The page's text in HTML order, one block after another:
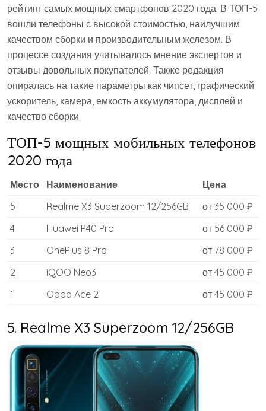
рейтинг самых мощных смартфонов 2020 года. В ТОП-5
вошли телефоны с высокой стоимостью, наилучшим
качеством сборки и производительным железом. В
процессе создания учитывалось мнение экспертов и
отзывы довольных покупателей. Также редакция
опиралась на такие параметры как чипсет, графический
ускоритель, камера, емкость аккумулятора, дисплей и
качество сборки.
ТОП-5 мощных мобильных телефонов
2020 года
Место Наименование
Цена
5
Realme X3 Superzoom 12/256GB
от 35 000 ₽
4
Huawei P40 Pro
от 56 000 ₽
3
OnePlus 8 Pro
от 78 000 ₽
2
iQOO Neo3
от 45 000 ₽
1
Oppo Ace 2 от 45 000 ₽
5. Realme X3 Superzoom 12/256GB